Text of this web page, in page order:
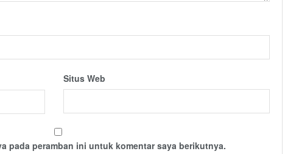
Situs Web
pada peramban ini untuk komentar saya berikutnya.